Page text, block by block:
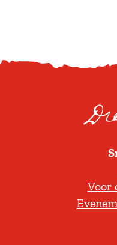
Voor